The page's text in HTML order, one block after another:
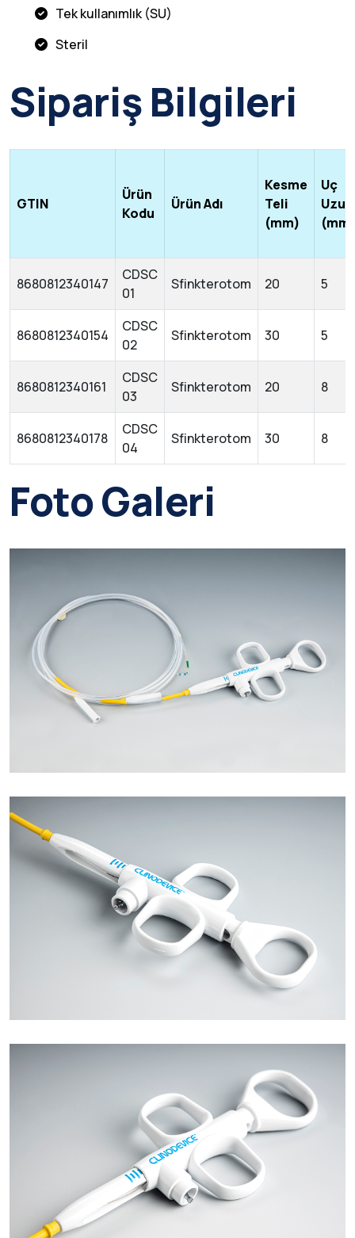
Tek kullanımlık (SU)
Steril
Sipariş Bilgileri
GTIN
Ürün
Kodu
Ürün Adı
Kesme
Teli
(mm)
Uç
8680812340147
CDSC
01
Sfinkterotom 20 5
8680812340154
CDSC
02
Sfinkterotom 30 5
8680812340161
CDSC
03
Sfinkterotom 20 8
8680812340178
CDSC
04
Sfinkterotom 30 8
Foto Galeri